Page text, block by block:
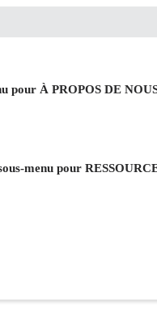
pour À PROPOS DE
menu pour